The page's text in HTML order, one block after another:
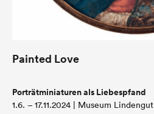
Painted Love
Porträtminiaturen als Liebespfand
1.6. – 17.11.2024 | Museum Lindengut